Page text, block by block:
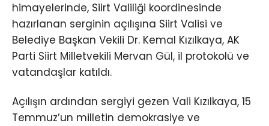
himayelerinde, Siirt Valiliği koordinesinde
hazırlanan serginin açılışına Siirt Valisi ve
Belediye Başkan Vekili Dr. Kemal Kızılkaya, AK
Parti Siirt Milletvekili Mervan Gül, il protokolü ve
vatandaşlar katıldı.
Açılışın ardından sergiyi gezen Vali Kızılkaya, 15
Temmuz’un milletin demokrasiye ve